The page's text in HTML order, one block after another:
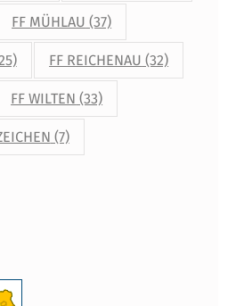
FF MÜHLAU (37)
FF REICHENAU (32)
FF WILTEN (33)
(7)